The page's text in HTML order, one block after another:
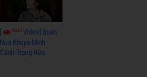
6043Video] Quán
Nửa Khuya-Minh
Cảnh-Trọng Hữu